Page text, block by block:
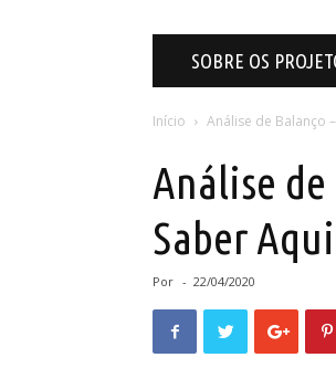
SOBRE OS
Início Análise de Balanço
Análise de
Saber
Por - 22/04/2020